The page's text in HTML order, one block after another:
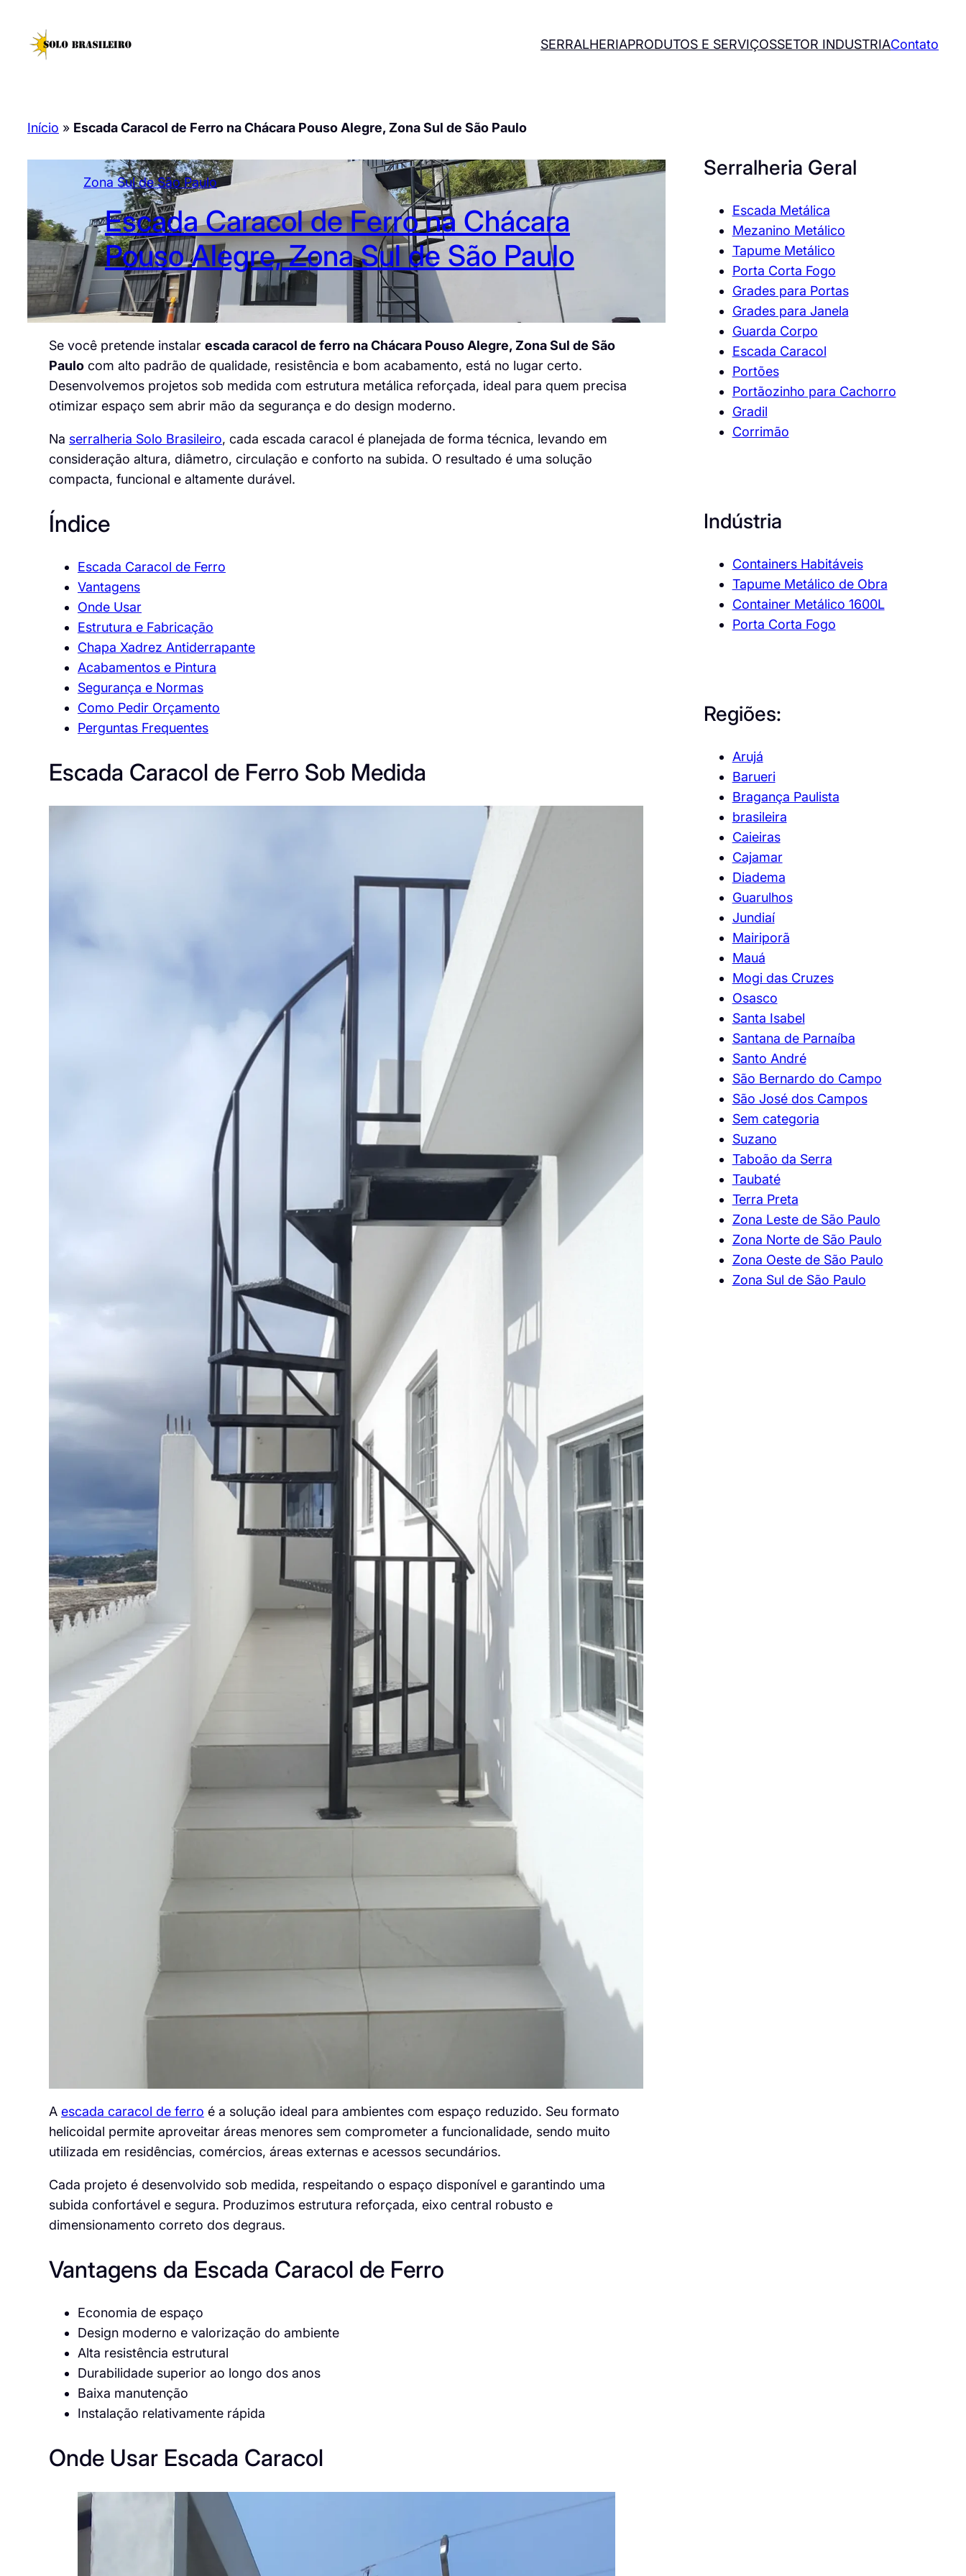
SERRALHERIAPRODUTOS E SERVIÇOSSETOR INDUSTRIAContato
Início » Escada Caracol de Ferro na Chácara Pouso Alegre, Zona Sul de São Paulo
Zona Sul de São Paulo
Escada Caracol de Ferro na Chácara
Pouso Alegre, Zona Sul de São Paulo
Se você pretende instalar escada caracol de ferro na Chácara Pouso Alegre, Zona Sul de São
Paulocom alto padrão de qualidade, resistência e bom acabamento, está no lugar certo.
Desenvolvemos projetos sob medida com estrutura metálica reforçada, ideal para quem precisa
otimizar espaço sem abrir mão da segurança e do design moderno.
Na serralheria Solo Brasileiro, cada escada caracol é planejada de forma técnica, levando em
consideração altura, diâmetro, circulação e conforto na subida. O resultado é uma solução
compacta, funcional e altamente durável.
Índice
Escada Caracol de Ferro
Vantagens
Onde Usar
Estrutura e Fabricação
Chapa Xadrez Antiderrapante
Acabamentos e Pintura
Segurança e Normas
Como Pedir Orçamento
Perguntas Frequentes
Escada Caracol de Ferro Sob Medida
A escada caracol de ferro é a solução ideal para ambientes com espaço reduzido. Seu formato
helicoidal permite aproveitar áreas menores sem comprometer a funcionalidade, sendo muito
utilizada em residências, comércios, áreas externas e acessos secundários.
Cada projeto é desenvolvido sob medida, respeitando o espaço disponível e garantindo uma
subida confortável e segura. Produzimos estrutura reforçada, eixo central robusto e
dimensionamento correto dos degraus.
Vantagens da Escada Caracol de Ferro
Economia de espaço
Design moderno e valorização do ambiente
Alta resistência estrutural
Durabilidade superior ao longo dos anos
Baixa manutenção
Instalação relativamente rápida
Onde Usar Escada Caracol
Serralheria Geral
Escada Metálica
Mezanino Metálico
Tapume Metálico
Porta Corta Fogo
Grades para Portas
Grades para Janela
Guarda Corpo
Escada Caracol
Portões
Portãozinho para Cachorro
Gradil
Corrimão
Indústria
Containers Habitáveis
Tapume Metálico de Obra
Container Metálico 1600L
Porta Corta Fogo
Regiões:
Arujá
Barueri
Bragança Paulista
brasileira
Caieiras
Cajamar
Diadema
Guarulhos
Jundiaí
Mairiporã
Mauá
Mogi das Cruzes
Osasco
Santa Isabel
Santana de Parnaíba
Santo André
São Bernardo do Campo
São José dos Campos
Sem categoria
Suzano
Taboão da Serra
Taubaté
Terra Preta
Zona Leste de São Paulo
Zona Norte de São Paulo
Zona Oeste de São Paulo
Zona Sul de São Paulo